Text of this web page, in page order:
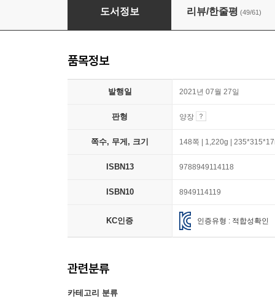
여름이 온다
도서정보 리뷰/한줄평 (49/61)
품목정보
발행일 2021년 07월 27일
판형 양장
쪽수, 무게, 크기 148쪽 | 1,220g |
ISBN13 9788949114118
ISBN10 8949114119
KC인증 인증유형 : 적합성확인
관련분류
카테고리 분류